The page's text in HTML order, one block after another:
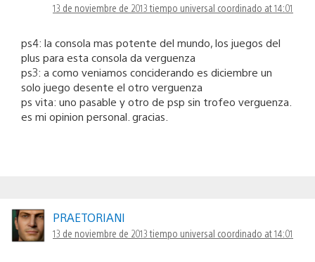
13 de noviembre de 2013 tiempo universal coordinado at 14:01
ps4: la consola mas potente del mundo, los juegos del
plus para esta consola da verguenza
ps3: a como veniamos conciderando es diciembre un
solo juego desente el otro verguenza
ps vita: uno pasable y otro de psp sin trofeo verguenza.
es mi opinion personal. gracias.
PRAETORIANI
13 de noviembre de 2013 tiempo universal coordinado at 14:01